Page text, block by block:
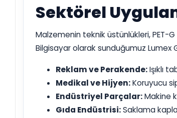
Sektörel
Malzemenin teknik üstünlükleri, PET-
Bilgisayar olarak sunduğumuz Lumex
Reklam ve Perakende:Işıklı
Medikal ve Hijyen:Koruyucu
Endüstriyel Parçalar:Makine
Gıda Endüstrisi:Saklama